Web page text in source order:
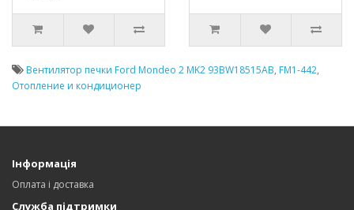
Вентилятор печки Ford Mondeo 2 MK2 93BW18515AB, FM1-442,
Отопление и кондиционер
Інформація
Оплата і доставка
Служба підтримки